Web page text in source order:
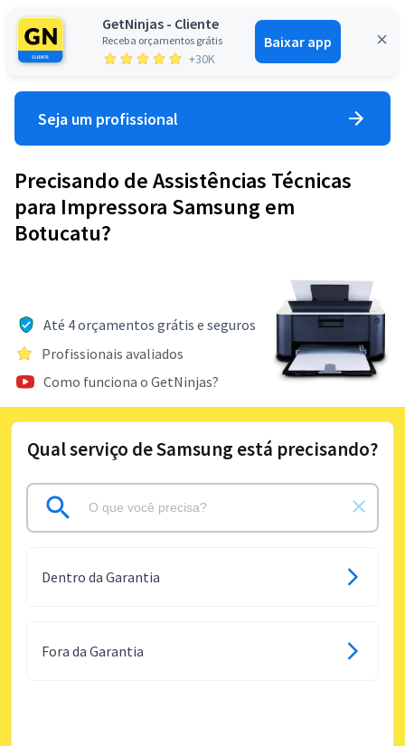
GetNinjas - Cliente
Receba orçamentos grátis
+30K
Baixar app
Entrar
Seja um profissional
Precisando de Assistências Técnicas
para Impressora Samsung em
Botucatu?
Até 4 orçamentos grátis e seguros
Profissionais avaliados
Como funciona o GetNinjas?
Qual serviço de Samsung está precisando?
Dentro da Garantia
Fora da Garantia